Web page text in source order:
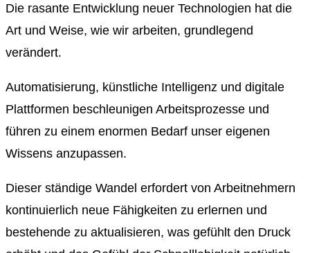
Die rasante Entwicklung neuer Technologien hat die
Art und Weise, wie wir arbeiten, grundlegend
verändert.
Automatisierung, künstliche Intelligenz und digitale
Plattformen beschleunigen Arbeitsprozesse und
führen zu einem enormen Bedarf unser eigenen
Wissens anzupassen.
Dieser ständige Wandel erfordert von Arbeitnehmern
kontinuierlich neue Fähigkeiten zu erlernen und
bestehende zu aktualisieren, was gefühlt den Druck